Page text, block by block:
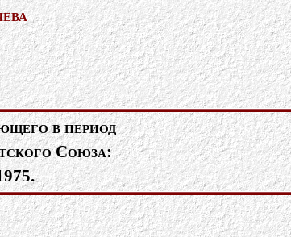
в период
Союза: